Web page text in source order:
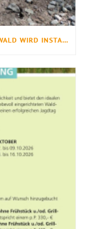
ZUFAHRT ZUM WALDSPIELPLATZ GRINDERWALD WIRD INSTANDGESETZT